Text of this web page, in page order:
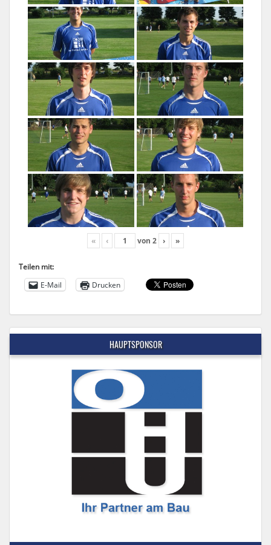
« ‹ von 2 › »
Teilen mit:
E-Mail
Drucken
HAUPTSPONSOR